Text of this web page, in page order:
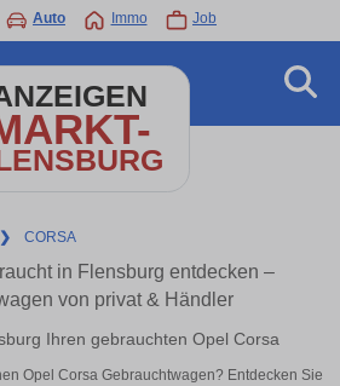
Auto Immo Job
❯ CORSA
in Flensburg entdecken –
von privat & Händler
Ihren gebrauchten Opel Corsa
Opel Corsa Gebrauchtwagen? Entdecken Sie